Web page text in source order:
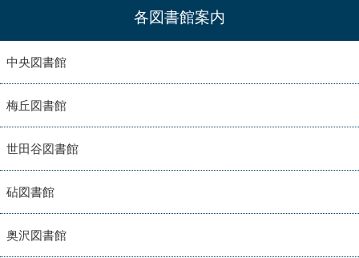
各図書館案内
中央図書館
梅丘図書館
世田谷図書館
砧図書館
奥沢図書館